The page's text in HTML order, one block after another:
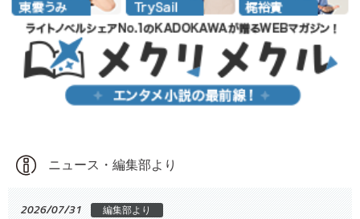
ニュース・編集部より
2026/07/31 編集部より